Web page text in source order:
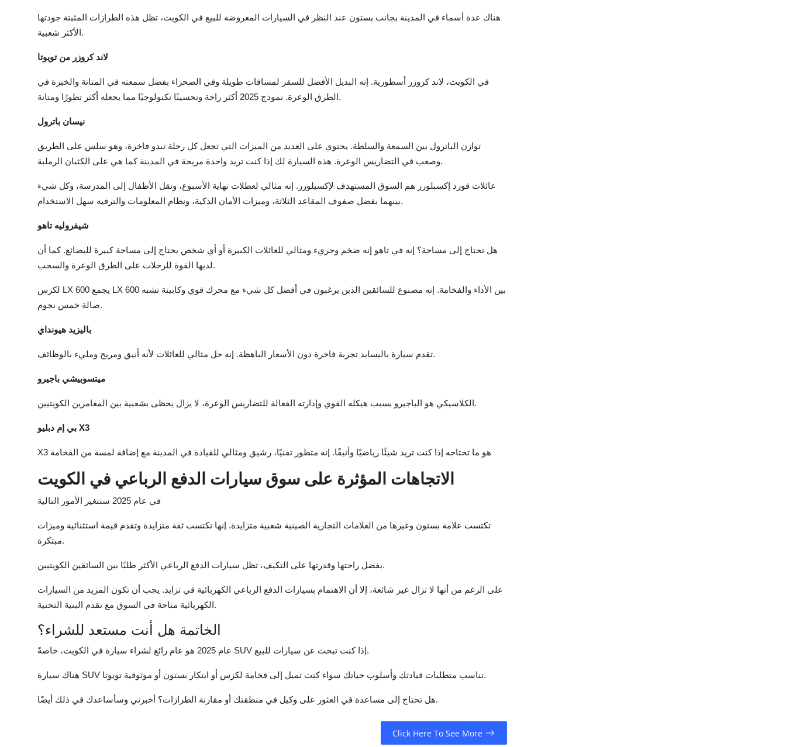
هناك عدة أسماء في المدينة بجانب بستون عند النظر في السيارات المعروضة للبيع في الكويت، تظل هذه الطرازات المثبتة جودتها
الأكثر شعبية.
لاند كروزر من تويوتا
في الكويت، لاند كروزر أسطورية. إنه البديل الأفضل للسفر لمسافات طويلة وفي الصحراء بفضل سمعته في المتانة والخبرة في
الطرق الوعرة. نموذج 2025 أكثر راحة وتحسينًا تكنولوجيًا مما يجعله أكثر تطورًا ومتانة.
نيسان باترول
توازن الباترول بين السمعة والسلطة. يحتوي على العديد من الميزات التي تجعل كل رحلة تبدو فاخرة، وهو سلس على الطريق
وصعب في التضاريس الوعرة. هذه السيارة لك إذا كنت تريد واحدة مريحة في المدينة كما هي على الكثبان الرملية.
عائلات فورد إكسبلورر هم السوق المستهدف لإكسبلورر. إنه مثالي لعطلات نهاية الأسبوع، ونقل الأطفال إلى المدرسة، وكل شيء
بينهما بفضل صفوف المقاعد الثلاثة، وميزات الأمان الذكية، ونظام المعلومات والترفيه سهل الاستخدام.
شيفروليه تاهو
هل تحتاج إلى مساحة؟ إنه في تاهو إنه ضخم وجريء ومثالي للعائلات الكبيرة أو أي شخص يحتاج إلى مساحة كبيرة للبضائع. كما أن
لديها القوة للرحلات على الطرق الوعرة والسحب.
لكزس LX 600 يجمع LX 600 بين الأداء والفخامة. إنه مصنوع للسائقين الذين يرغبون في أفضل كل شيء مع محرك قوي وكابينة تشبه
صالة خمس نجوم.
باليزيد هيونداي
تقدم سيارة باليسايد تجربة فاخرة دون الأسعار الباهظة. إنه حل مثالي للعائلات لأنه أنيق ومريح ومليء بالوظائف.
ميتسوبيشي باجيرو
الكلاسيكي هو الباجيرو بسبب هيكله القوي وإدارته الفعالة للتضاريس الوعرة، لا يزال يحظى بشعبية بين المغامرين الكويتيين.
بي إم دبليو X3
X3 هو ما تحتاجه إذا كنت تريد شيئًا رياضيًا وأنيقًا. إنه متطور تقنيًا، رشيق ومثالي للقيادة في المدينة مع إضافة لمسة من الفخامة
الاتجاهات المؤثرة على سوق سيارات الدفع الرباعي في الكويت
في عام 2025 ستتغير الأمور التالية
تكتسب علامة بستون وغيرها من العلامات التجارية الصينية شعبية متزايدة. إنها تكتسب ثقة متزايدة وتقدم قيمة استثنائية وميزات
مبتكرة.
بفضل راحتها وقدرتها على التكيف، تظل سيارات الدفع الرباعي الأكثر طلبًا بين السائقين الكويتيين.
على الرغم من أنها لا تزال غير شائعة، إلا أن الاهتمام بسيارات الدفع الرباعي الكهربائية في تزايد. يجب أن تكون المزيد من السيارات
الكهربائية متاحة في السوق مع تقدم البنية التحتية.
الخاتمة هل أنت مستعد للشراء؟
عام 2025 هو عام رائع لشراء سيارة في الكويت، خاصةً SUV إذا كنت تبحث عن سيارات للبيع.
هناك سيارة SUV تناسب متطلبات قيادتك وأسلوب حياتك سواء كنت تميل إلى فخامة لكزس أو ابتكار بستون أو موثوقية تويوتا.
هل تحتاج إلى مساعدة في العثور على وكيل في منطقتك أو مقارنة الطرازات؟ أخبرني وسأساعدك في ذلك أيضًا.
Click Here To See More